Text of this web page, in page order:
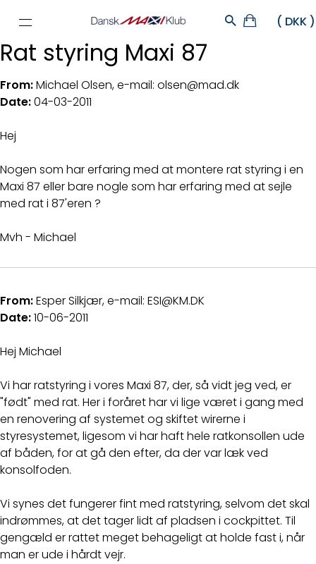
Rat styring Maxi 87
From:Michael Olsen, e-mail: olsen@mad.dk
Date:04-03-2011
Hej
Nogen som har erfaring med at montere rat styring i en
Maxi 87 eller bare nogle som har erfaring med at sejle
med rat i 87'eren ?
Mvh - Michael
From:Esper Silkjær, e-mail: ESI@KM.DK
Date:10-06-2011
Hej Michael
Vi har ratstyring i vores Maxi 87, der, så vidt jeg ved, er
"født" med rat. Her i foråret har vi lige været i gang med
en renovering af systemet og skiftet wirerne i
styresystemet, ligesom vi har haft hele ratkonsollen ude
af båden, for at gå den efter, da der var læk ved
konsolfoden.
Vi synes det fungerer fint med ratstyring, selvom det skal
indrømmes, at det tager lidt af pladsen i cockpittet. Til
gengæld er rattet meget behageligt at holde fast i, når
man er ude i hårdt vejr.